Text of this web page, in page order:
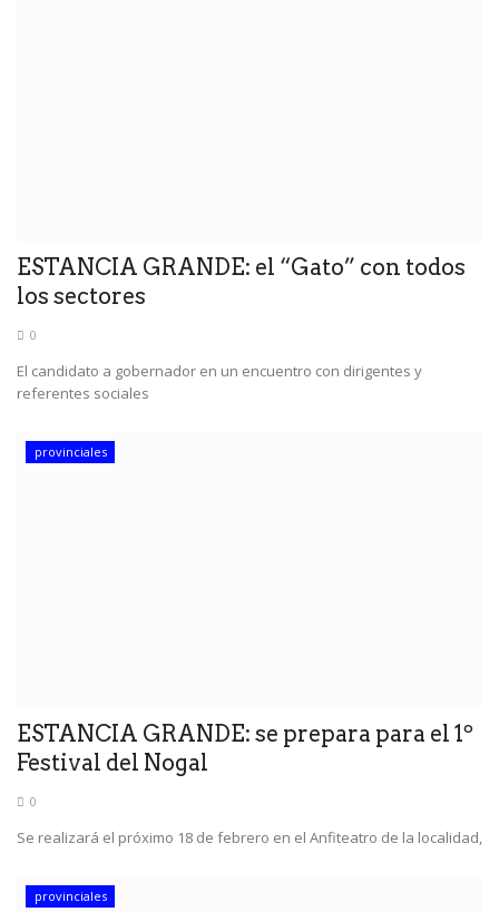
ESTANCIA GRANDE: el “Gato” con todos
los sectores
0
El candidato a gobernador en un encuentro con dirigentes y
referentes sociales
provinciales
ESTANCIA GRANDE: se prepara para el 1º
Festival del Nogal
0
Se realizará el próximo 18 de febrero en el Anfiteatro de la localidad,
provinciales